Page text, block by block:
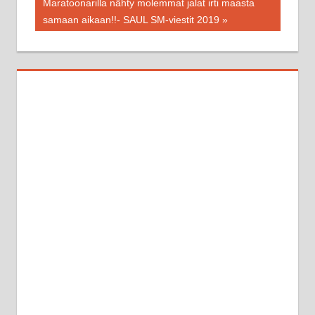
Post:
Maratoonarilla nähty molemmat jalat irti maasta
samaan aikaan!!- SAUL SM-viestit 2019